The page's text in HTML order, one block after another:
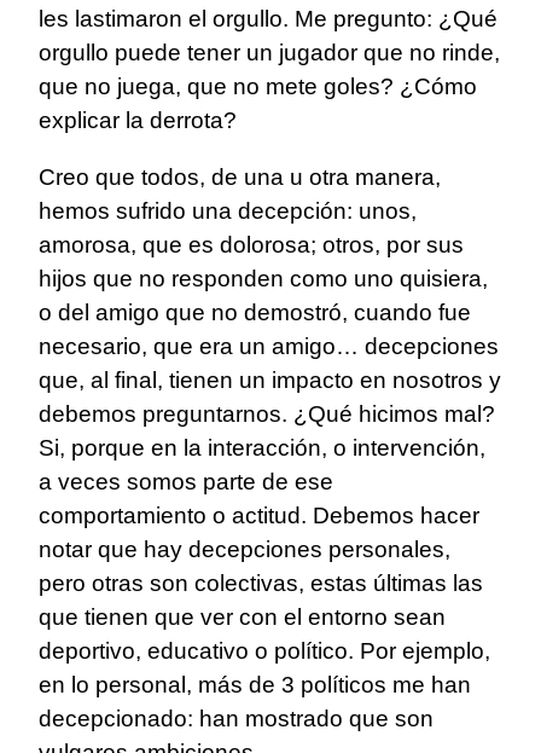
les lastimaron el orgullo. Me pregunto: ¿Qué
orgullo puede tener un jugador que no rinde,
que no juega, que no mete goles? ¿Cómo
explicar la derrota?
Creo que todos, de una u otra manera,
hemos sufrido una decepción: unos,
amorosa, que es dolorosa; otros, por sus
hijos que no responden como uno quisiera,
o del amigo que no demostró, cuando fue
necesario, que era un amigo… decepciones
que, al final, tienen un impacto en nosotros y
debemos preguntarnos. ¿Qué hicimos mal?
Si, porque en la interacción, o intervención,
a veces somos parte de ese
comportamiento o actitud. Debemos hacer
notar que hay decepciones personales,
pero otras son colectivas, estas últimas las
que tienen que ver con el entorno sean
deportivo, educativo o político. Por ejemplo,
en lo personal, más de 3 políticos me han
decepcionado: han mostrado que son